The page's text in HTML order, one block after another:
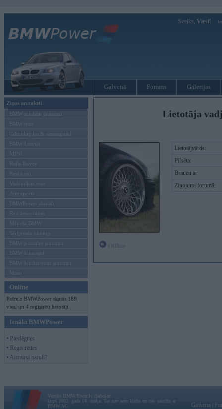
Sveiks, Viesi!
Galvenā Forums Galerijas
Ziņas un raksti
BMW modeļu jaunumi
BMW testi
Tehnoloģijas & sasniegumi
BMW Latvijā
MINI
Rolls-Royce
Pasākumi
Vadāmības tests
Autosports
BMWPower aktuāli
Reklāmas raksti
Mēneša BMW
Sērijveida tūnings
BMW pasaules jaunumi
BMW koncepti
BMW konkurentu jaunumi
Moto
Online
Pašreiz BMWPower skatās 189
viesi un 4 reģistrēti lietotāji.
Ienākt BMWPower
• Pieslēgties
• Reģistrēties
• Aizmirsi paroli?
Lietotāja
Lietotājvārds:
Pilsēta:
Braucu ar:
Ziņojumi forumā:
Vortāls BMWPower.lv darbojas
kopš 2002. gada 14. maija. Tas nav auto klubs un nav saistīts ar
BMW AG.
Galvena